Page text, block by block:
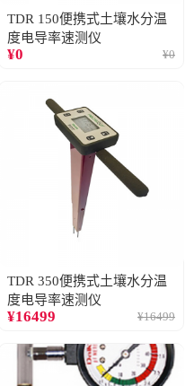
TDR 150便携式土壤水分温
度电导率速测仪
¥0 ¥0
TDR 350便携式土壤水分温
度电导率速测仪
¥16499 ¥16499